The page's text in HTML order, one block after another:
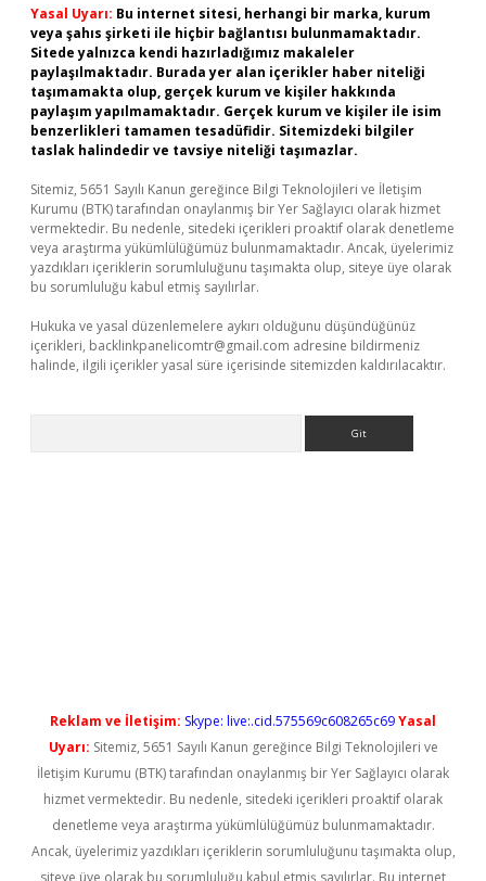
Yasal Uyarı: Bu internet sitesi, herhangi bir marka, kurum
veya şahıs şirketi ile hiçbir bağlantısı bulunmamaktadır.
Sitede yalnızca kendi hazırladığımız makaleler
paylaşılmaktadır. Burada yer alan içerikler haber niteliği
taşımamakta olup, gerçek kurum ve kişiler hakkında
paylaşım yapılmamaktadır. Gerçek kurum ve kişiler ile isim
benzerlikleri tamamen tesadüfidir. Sitemizdeki bilgiler
taslak halindedir ve tavsiye niteliği taşımazlar.
Sitemiz, 5651 Sayılı Kanun gereğince Bilgi Teknolojileri ve İletişim
Kurumu (BTK) tarafından onaylanmış bir Yer Sağlayıcı olarak hizmet
vermektedir. Bu nedenle, sitedeki içerikleri proaktif olarak denetleme
veya araştırma yükümlülüğümüz bulunmamaktadır. Ancak, üyelerimiz
yazdıkları içeriklerin sorumluluğunu taşımakta olup, siteye üye olarak
bu sorumluluğu kabul etmiş sayılırlar.
Hukuka ve yasal düzenlemelere aykırı olduğunu düşündüğünüz
içerikleri, backlinkpanelicomtr@gmail.com adresine bildirmeniz
halinde, ilgili içerikler yasal süre içerisinde sitemizden kaldırılacaktır.
Reklam ve İletişim: Skype: live:.cid.575569c608265c69Yasal
Uyarı: Sitemiz, 5651 Sayılı Kanun gereğince Bilgi Teknolojileri ve
İletişim Kurumu (BTK) tarafından onaylanmış bir Yer Sağlayıcı olarak
hizmet vermektedir. Bu nedenle, sitedeki içerikleri proaktif olarak
denetleme veya araştırma yükümlülüğümüz bulunmamaktadır.
Ancak, üyelerimiz yazdıkları içeriklerin sorumluluğunu taşımakta olup,
siteye üye olarak bu sorumluluğu kabul etmiş sayılırlar. Bu internet